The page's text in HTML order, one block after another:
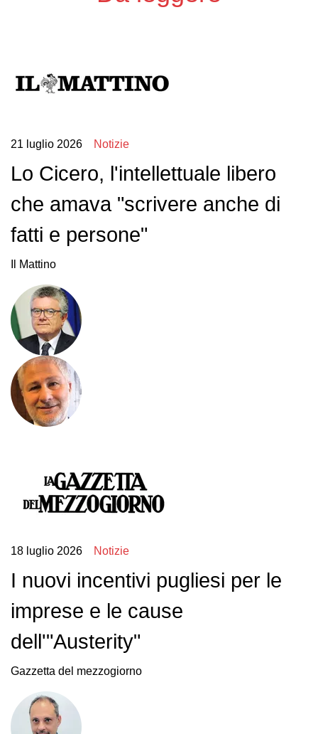
21 luglio 2026 Notizie
Lo Cicero, l'intellettuale libero
che amava "scrivere anche di
fatti e persone"
Il Mattino
18 luglio 2026 Notizie
I nuovi incentivi pugliesi per le
imprese e le cause
dell'"Austerity"
Gazzetta del mezzogiorno